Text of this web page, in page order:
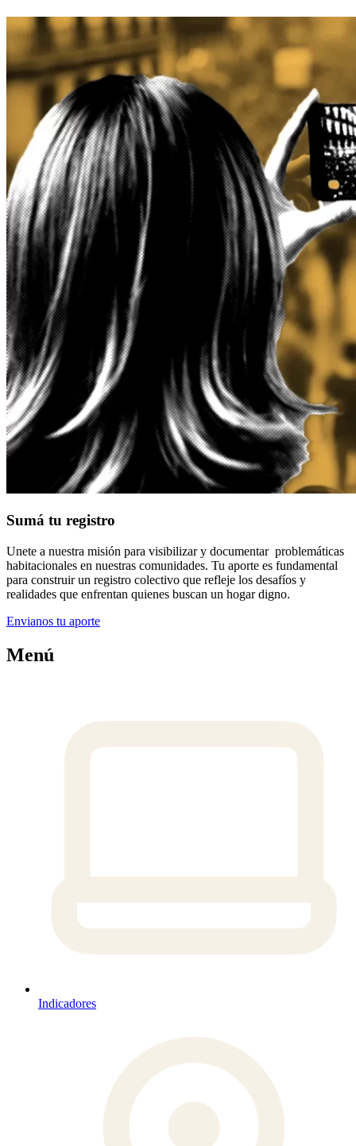
Sumá tu registro
Unete a nuestra misión para visibilizar y documentar problemáticas
habitacionales en nuestras comunidades. Tu aporte es fundamental
para construir un registro colectivo que refleje los desafíos y
realidades que enfrentan quienes buscan un hogar digno.
Envianos tu aporte
Menú
Indicadores